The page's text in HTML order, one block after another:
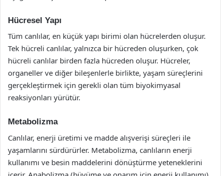
Hücresel Yapı
Tüm canlılar, en küçük yapı birimi olan hücrelerden oluşur.
Tek hücreli canlılar, yalnızca bir hücreden oluşurken, çok
hücreli canlılar birden fazla hücreden oluşur. Hücreler,
organeller ve diğer bileşenlerle birlikte, yaşam süreçlerini
gerçekleştirmek için gerekli olan tüm biyokimyasal
reaksiyonları yürütür.
Metabolizma
Canlılar, enerji üretimi ve madde alışverişi süreçleri ile
yaşamlarını sürdürürler. Metabolizma, canlıların enerji
kullanımı ve besin maddelerini dönüştürme yeteneklerini